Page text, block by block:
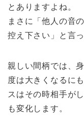
とありますよね。
まさに「他人の音
控え下さい」と言
親しい間柄では、
度は大きくなるに
スはその時相手が
も変化します。